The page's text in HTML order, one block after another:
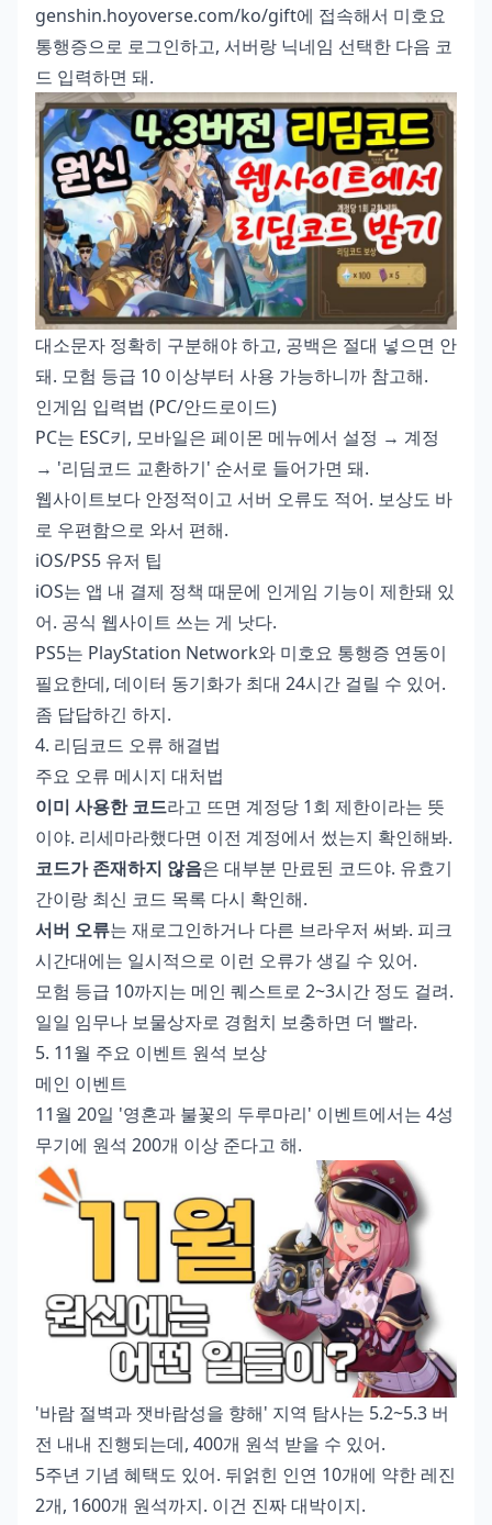
genshin.hoyoverse.com/ko/gift에 접속해서 미호요
통행증으로 로그인하고, 서버랑 닉네임 선택한 다음 코
드 입력하면 돼.
대소문자 정확히 구분해야 하고, 공백은 절대 넣으면 안
돼. 모험 등급 10 이상부터 사용 가능하니까 참고해.
인게임 입력법 (PC/안드로이드)
PC는 ESC키, 모바일은 페이몬 메뉴에서 설정 → 계정
→ '리딤코드 교환하기' 순서로 들어가면 돼.
웹사이트보다 안정적이고 서버 오류도 적어. 보상도 바
로 우편함으로 와서 편해.
iOS/PS5 유저 팁
iOS는 앱 내 결제 정책 때문에 인게임 기능이 제한돼 있
어. 공식 웹사이트 쓰는 게 낫다.
PS5는 PlayStation Network와 미호요 통행증 연동이
필요한데, 데이터 동기화가 최대 24시간 걸릴 수 있어.
좀 답답하긴 하지.
4. 리딤코드 오류 해결법
주요 오류 메시지 대처법
이미 사용한 코드라고 뜨면 계정당 1회 제한이라는 뜻
이야. 리세마라했다면 이전 계정에서 썼는지 확인해봐.
코드가 존재하지 않음은 대부분 만료된 코드야. 유효기
간이랑 최신 코드 목록 다시 확인해.
서버 오류는 재로그인하거나 다른 브라우저 써봐. 피크
시간대에는 일시적으로 이런 오류가 생길 수 있어.
모험 등급 10까지는 메인 퀘스트로 2~3시간 정도 걸려.
일일 임무나 보물상자로 경험치 보충하면 더 빨라.
5. 11월 주요 이벤트 원석 보상
메인 이벤트
11월 20일 '영혼과 불꽃의 두루마리' 이벤트에서는 4성
무기에 원석 200개 이상 준다고 해.
'바람 절벽과 잿바람성을 향해' 지역 탐사는 5.2~5.3 버
전 내내 진행되는데, 400개 원석 받을 수 있어.
5주년 기념 혜택도 있어. 뒤얽힌 인연 10개에 약한 레진
2개, 1600개 원석까지. 이건 진짜 대박이지.